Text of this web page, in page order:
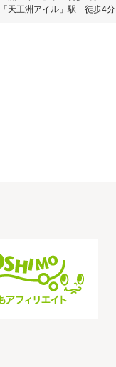
天王洲アイル」駅 徒歩4分